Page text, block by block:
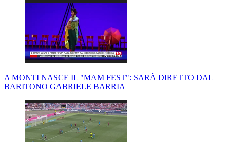
A MONTI NASCE IL "MAM FEST": SARÀ DIRETTO DAL
BARITONO GABRIELE BARRIA